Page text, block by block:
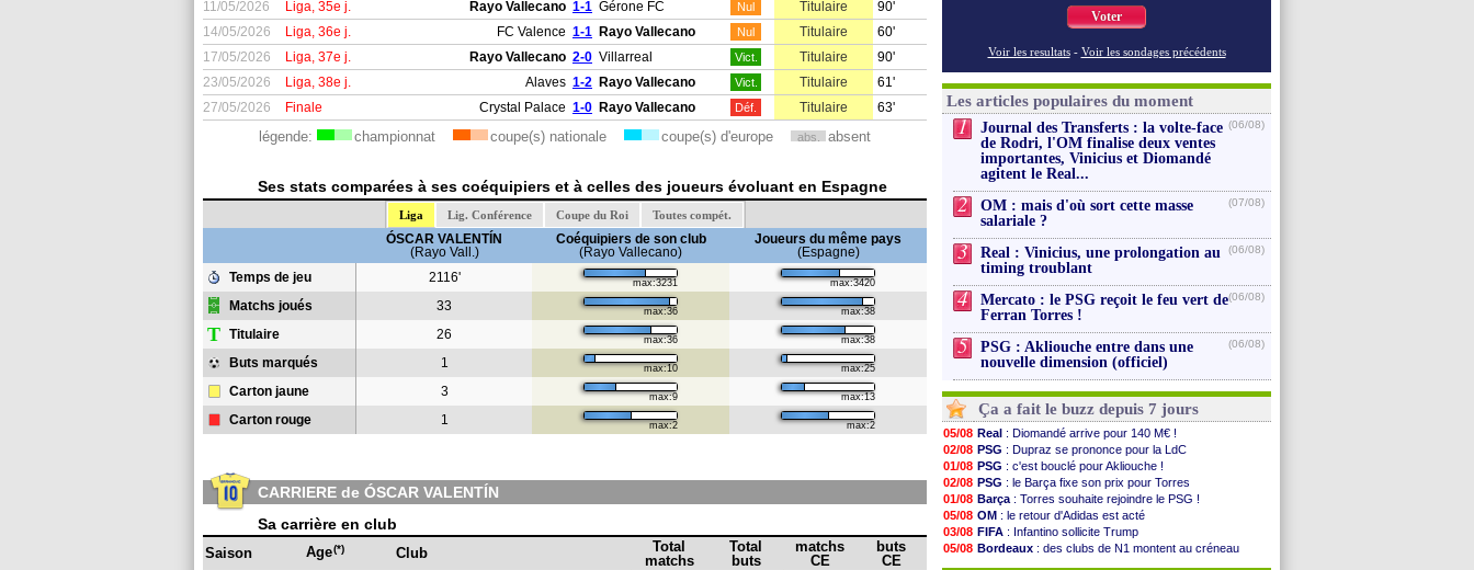
11/05/2026
Liga, 35e j. Rayo Vallecano 1-1 Gérone FC Nul Titulaire
90'
14/05/2026
Liga, 36e j. FC Valence 1-1 Rayo Vallecano Nul Titulaire
60'
17/05/2026
Liga, 37e j. Rayo Vallecano 2-0 Villarreal Vict. Titulaire
90'
23/05/2026
Liga, 38e j. Alaves 1-2 Rayo Vallecano Vict. Titulaire
61'
27/05/2026
Finale Crystal Palace 1-0 Rayo Vallecano Déf. Titulaire 63'
légende: championnat coupe(s) nationale coupe(s) d'europe abs. absent
Ses stats comparées à ses coéquipiers et à celles des joueurs évoluant en Espagne
Liga Lig. Conférence Coupe du Roi Toutes compét.
ÓSCAR VALENTÍN
(Rayo Vall.)
Coéquipiers de son club
(Rayo Vallecano)
Joueurs du même pays
(Espagne)
Temps de jeu
2116' max:3231 max:3420
Matchs joués 33 max:36 max:38
T Titulaire 26 max:36 max:38
Buts marqués 1 max:10 max:25
Carton jaune 3 max:9 max:13
Carton rouge 1 max:2 max:2
CARRIERE de ÓSCAR VALENTÍN
Sa carrière en club
Saison Age(*) Club
Total
matchs
Total
buts
matchs
CE
buts
CE
Voter
Voir les resultats - Voir les sondages précédents
Les articles populaires du moment
1
Journal des Transferts : la volte-face
de Rodri, l'OM finalise deux ventes
importantes, Vinicius et Diomandé
agitent le Real...
(06/08)
2
OM : mais d'où sort cette masse
salariale ?
(07/08)
3
Real : Vinicius, une prolongation au
timing troublant
(06/08)
4
Mercato : le PSG reçoit le feu vert de
Ferran Torres !
(06/08)
5
PSG : Akliouche entre dans une
nouvelle dimension (officiel)
(06/08)
Ça a fait le buzz depuis 7 jours
05/08 Real : Diomandé arrive pour 140 M€ !
02/08 PSG : Dupraz se prononce pour la LdC
01/08 PSG : c'est bouclé pour Akliouche !
02/08 PSG : le Barça fixe son prix pour Torres
01/08 Barça : Torres souhaite rejoindre le PSG !
05/08 OM : le retour d'Adidas est acté
03/08 FIFA : Infantino sollicite Trump
05/08 Bordeaux : des clubs de N1 montent au créneau